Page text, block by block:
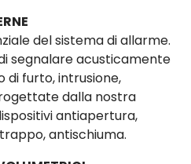
del sistema di allarme.
segnalare acusticamente
di furto, intrusione,
dalla nostra
antiapertura,
antischiuma.